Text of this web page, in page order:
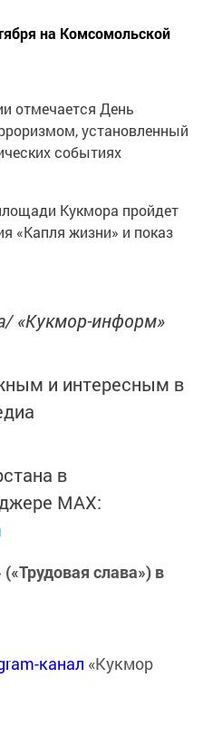
на Комсомольской
отмечается День
установленный
событиях
Кукмора пройдет
«Капля жизни» и показ
«Кукмор-информ»
и интересным в
в
MАХ:
слава») в
канал «Кукмор